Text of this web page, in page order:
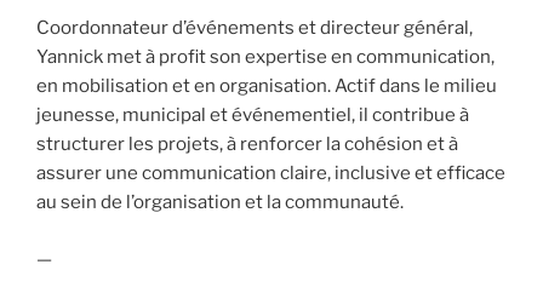
Coordonnateur d’événements et directeur général,
Yannick met à profit son expertise en communication,
en mobilisation et en organisation. Actif dans le milieu
jeunesse, municipal et événementiel, il contribue à
structurer les projets, à renforcer la cohésion et à
assurer une communication claire, inclusive et efficace
au sein de l’organisation et la communauté.
—